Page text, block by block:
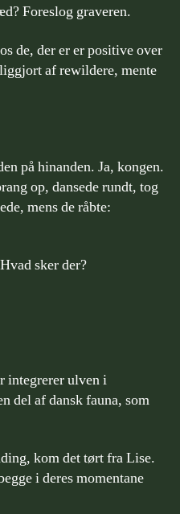
Foreslog graveren.
de, der er er positive over
af rewildere, mente
på hinanden. Ja, kongen.
op, dansede rundt, tog
mens de råbte:
sker der?
integrerer ulven i
del af dansk fauna, som
kom det tørt fra Lise.
i deres momentane